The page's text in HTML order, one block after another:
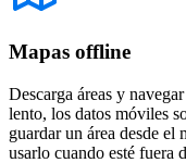
Mapas offline
Descarga áreas y
lento, los datos móviles
guardar un área desde el
usarlo cuando esté fuera